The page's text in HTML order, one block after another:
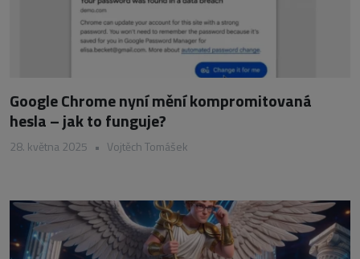
Google Chrome nyní mění kompromitovaná
hesla – jak to funguje?
28. května 2025 • Vojtěch Tomášek